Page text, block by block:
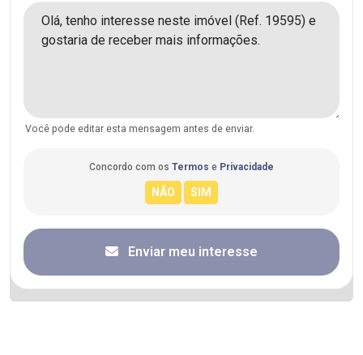
Você pode editar esta mensagem antes de enviar.
Concordo com os Termos e Privacidade
Enviar meu interesse